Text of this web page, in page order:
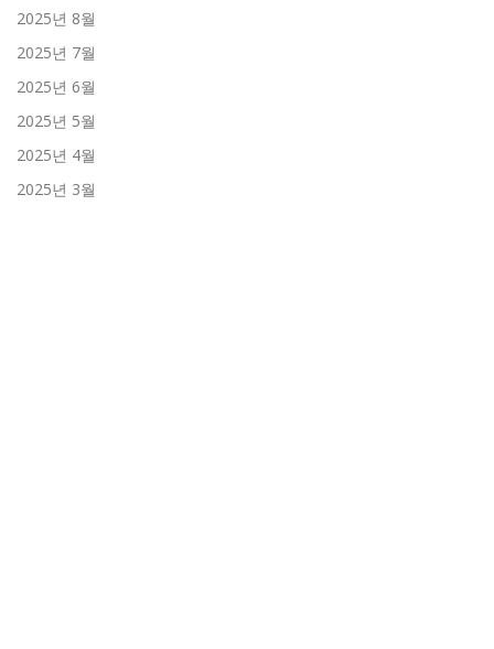
2025년 8월
2025년 7월
2025년 6월
2025년 5월
2025년 4월
2025년 3월